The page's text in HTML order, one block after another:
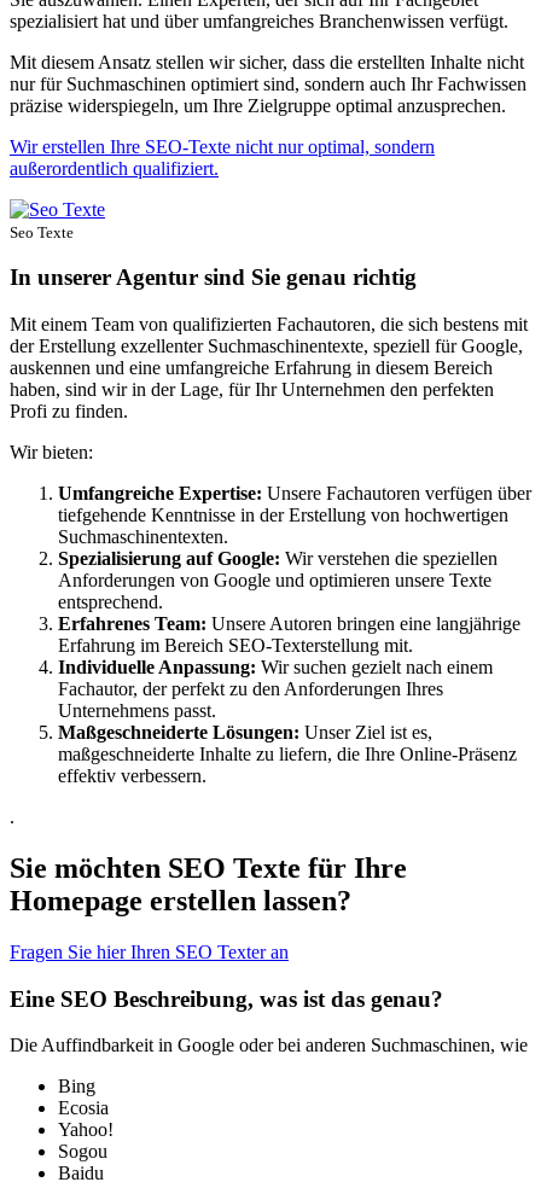
spezialisiert hat und über umfangreiches Branchenwissen verfügt.
Mit diesem Ansatz stellen wir sicher, dass die erstellten Inhalte nicht
nur für Suchmaschinen optimiert sind, sondern auch Ihr Fachwissen
präzise widerspiegeln, um Ihre Zielgruppe optimal anzusprechen.
Wir erstellen Ihre SEO-Texte nicht nur optimal, sondern
außerordentlich qualifiziert.
Seo Texte
In unserer Agentur sind Sie genau richtig
Mit einem Team von qualifizierten Fachautoren, die sich bestens mit
der Erstellung exzellenter Suchmaschinentexte, speziell für Google,
auskennen und eine umfangreiche Erfahrung in diesem Bereich
haben, sind wir in der Lage, für Ihr Unternehmen den perfekten
Profi zu finden.
Wir bieten:
Umfangreiche Expertise: Unsere Fachautoren verfügen über
tiefgehende Kenntnisse in der Erstellung von hochwertigen
Suchmaschinentexten.
Spezialisierung auf Google: Wir verstehen die speziellen
Anforderungen von Google und optimieren unsere Texte
entsprechend.
Erfahrenes Team: Unsere Autoren bringen eine langjährige
Erfahrung im Bereich SEO-Texterstellung mit.
Individuelle Anpassung: Wir suchen gezielt nach einem
Fachautor, der perfekt zu den Anforderungen Ihres
Unternehmens passt.
Maßgeschneiderte Lösungen: Unser Ziel ist es,
maßgeschneiderte Inhalte zu liefern, die Ihre Online-Präsenz
effektiv verbessern.
.
Sie möchten SEO Texte für Ihre
Homepage erstellen lassen?
Fragen Sie hier Ihren SEO Texter an
Eine SEO Beschreibung, was ist das genau?
Die Auffindbarkeit in Google oder bei anderen Suchmaschinen, wie
Bing
Ecosia
Yahoo!
Sogou
Baidu